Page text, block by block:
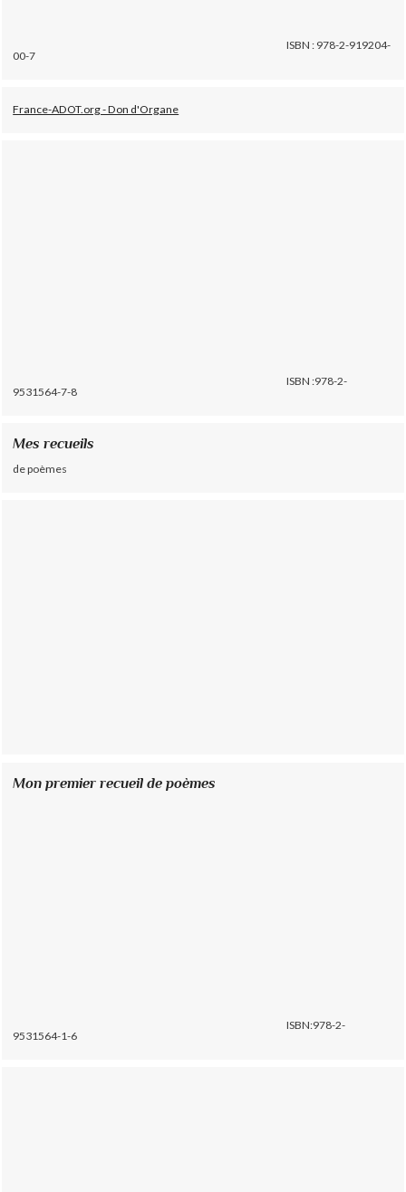
ISBN : 978-2-919204-
00-7
France-ADOT.org - Don d'Organe
ISBN :978-2-
9531564-7-8
Mes recueils
de poèmes
Mon premier recueil de poèmes
ISBN:978-2-
9531564-1-6